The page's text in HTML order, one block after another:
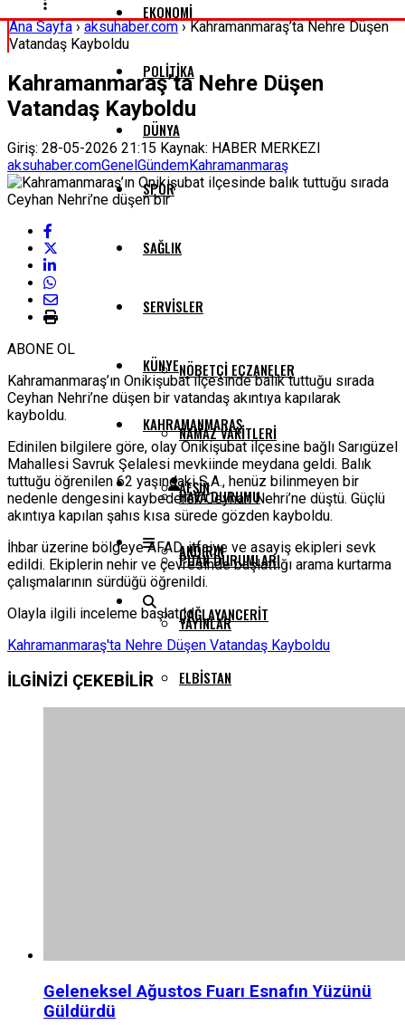
EKONOMI
POLITIKA
DÜNYA
SPOR
SAĞLIK
SERVISLER
NÖBETÇI ECZANELER
NAMAZ VAKITLERI
HAVA DURUMU
PUAN DURUMLARI
YAYINLAR
KÜNYE
KAHRAMANMARAŞ
AFŞIN
ANDIRIN
ÇAĞLAYANCERIT
ELBISTAN
Ana Sayfa›aksuhaber.com›Kahramanmaraş’ta Nehre Düşen
Vatandaş Kayboldu
Kahramanmaraş’ta Nehre Düşen
Vatandaş Kayboldu
Giriş: 28-05-2026 21:15 Kaynak: HABER MERKEZI
aksuhaber.comGenelGündemKahramanmaraş
ABONE OL
Kahramanmaraş’ın Onikişubat ilçesinde balık tuttuğu sırada
Ceyhan Nehri’ne düşen bir vatandaş akıntıya kapılarak
kayboldu.
Edinilen bilgilere göre, olay Onikişubat ilçesine bağlı Sarıgüzel
Mahallesi Savruk Şelalesi mevkiinde meydana geldi. Balık
tuttuğu öğrenilen 62 yaşındaki S.A., henüz bilinmeyen bir
nedenle dengesini kaybederek Ceyhan Nehri’ne düştü. Güçlü
akıntıya kapılan şahıs kısa sürede gözden kayboldu.
İhbar üzerine bölgeye AFAD, itfaiye ve asayiş ekipleri sevk
edildi. Ekiplerin nehir ve çevresinde başlattığı arama kurtarma
çalışmalarının sürdüğü öğrenildi.
Olayla ilgili inceleme başlatıldı.
Kahramanmaraş'ta Nehre Düşen Vatandaş Kayboldu
İLGİNİZİ ÇEKEBİLİR
Geleneksel Ağustos Fuarı Esnafın Yüzünü
Güldürdü